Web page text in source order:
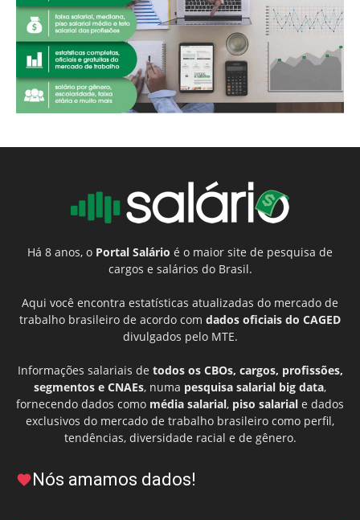
Há 8 anos, o Portal Salário é o maior site de pesquisa de
cargos e salários do Brasil.
Aqui você encontra estatísticas atualizadas do mercado de
trabalho brasileiro de acordo com dados oficiais do CAGED
divulgados pelo MTE.
Informações salariais de todos os CBOs, cargos, profissões,
segmentos e CNAEs, numa pesquisa salarial big data,
fornecendo dados como média salarial, piso salarial e dados
exclusivos do mercado de trabalho brasileiro como perfil,
tendências, diversidade racial e de gênero.
Nós amamos dados!